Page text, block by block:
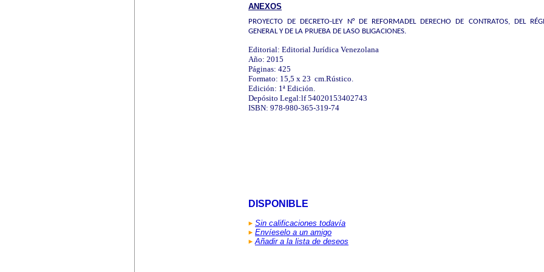
ANEXOS
PROYECTO DE DECRETO-LEY N° DE REFORMADEL DERECHO DE CONTRATOS, DEL
GENERAL Y DE LA PRUEBA DE LASO BLIGACIONES.
Editorial: Editorial Jurídica Venezolana
Año: 2015
Páginas: 425
Formato: 15,5 x 23 cm.Rústico.
Edición: 1ª Edición.
Depósito Legal:lf 54020153402743
ISBN: 978-980-365-319-74
DISPONIBLE
Sin calificaciones todavía
Envíeselo a un amigo
Añadir a la lista de deseos